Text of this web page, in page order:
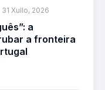
31 Xullo, 2026
a
a fronteira